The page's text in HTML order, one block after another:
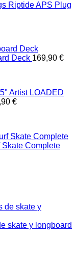
Riptide APS Plug
Deck 169,90 €
LOADED
€
Complete
skate y longboard